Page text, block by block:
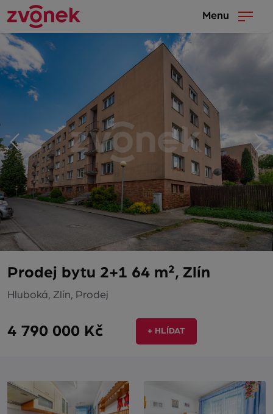
Menu
Prodej bytu 2+1 64 m², Zlín
Hluboká, Zlín, Prodej
4 790 000 Kč + HLÍDAT